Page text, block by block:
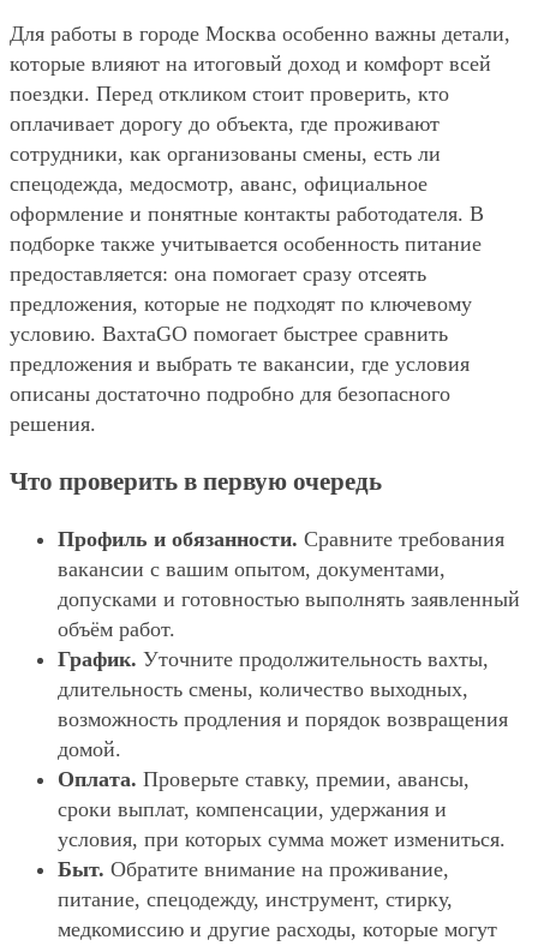
Для работы в городе Москва особенно важны детали,
которые влияют на итоговый доход и комфорт всей
поездки. Перед откликом стоит проверить, кто
оплачивает дорогу до объекта, где проживают
сотрудники, как организованы смены, есть ли
спецодежда, медосмотр, аванс, официальное
оформление и понятные контакты работодателя. В
подборке также учитывается особенность питание
предоставляется: она помогает сразу отсеять
предложения, которые не подходят по ключевому
условию. ВахтаGO помогает быстрее сравнить
предложения и выбрать те вакансии, где условия
описаны достаточно подробно для безопасного
решения.
Что проверить в первую очередь
Профиль и обязанности. Сравните требования
вакансии с вашим опытом, документами,
допусками и готовностью выполнять заявленный
объём работ.
График. Уточните продолжительность вахты,
длительность смены, количество выходных,
возможность продления и порядок возвращения
домой.
Оплата. Проверьте ставку, премии, авансы,
сроки выплат, компенсации, удержания и
условия, при которых сумма может измениться.
Быт. Обратите внимание на проживание,
питание, спецодежду, инструмент, стирку,
медкомиссию и другие расходы, которые могут